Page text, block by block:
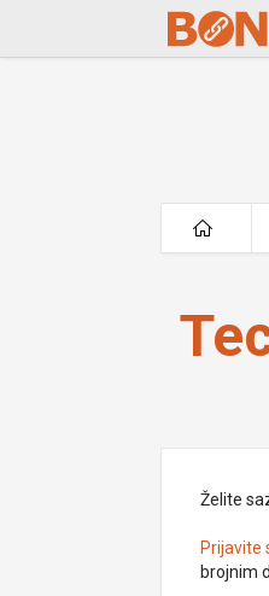
Skip to Main Content
TechArt
Želite
Prijavite
brojnim